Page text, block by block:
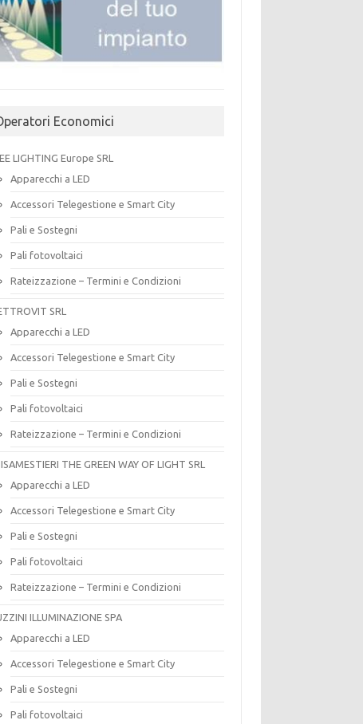
Economici
LIGHTING Europe SRL
Apparecchi a LED
Accessori Telegestione e Smart City
Pali e Sostegni
Pali fotovoltaici
Rateizzazione – Termini e Condizioni
SRL
Apparecchi a LED
Accessori Telegestione e Smart City
Pali e Sostegni
Pali fotovoltaici
Rateizzazione – Termini e Condizioni
THE GREEN WAY OF LIGHT SRL
Apparecchi a LED
Accessori Telegestione e Smart City
Pali e Sostegni
Pali fotovoltaici
Rateizzazione – Termini e Condizioni
ILLUMINAZIONE SPA
Apparecchi a LED
Accessori Telegestione e Smart City
Pali e Sostegni
Pali fotovoltaici